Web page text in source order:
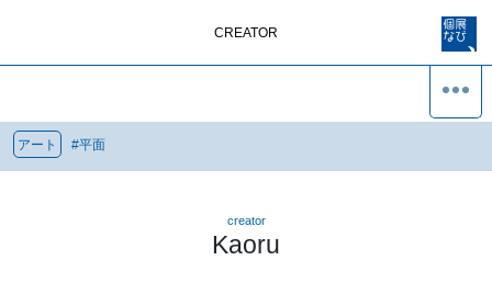
CREATOR
アート #平面
creator
Kaoru